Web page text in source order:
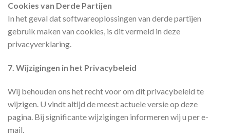
Cookies van Derde Partijen
In het geval dat softwareoplossingen van derde partijen
gebruik maken van cookies, is dit vermeld in deze
privacyverklaring.
7. Wijzigingen in het Privacybeleid
Wij behouden ons het recht voor om dit privacybeleid te
wijzigen. U vindt altijd de meest actuele versie op deze
pagina. Bij significante wijzigingen informeren wij u per e-
mail.